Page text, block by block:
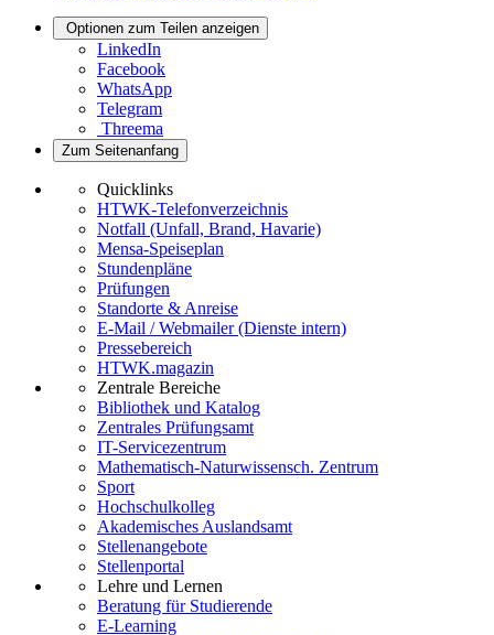
Optionen zum Teilen anzeigen
LinkedIn
Facebook
WhatsApp
Telegram
Threema
Zum Seitenanfang
Quicklinks
HTWK-Telefonverzeichnis
Notfall (Unfall, Brand, Havarie)
Mensa-Speiseplan
Stundenpläne
Prüfungen
Standorte & Anreise
E-Mail / Webmailer (Dienste intern)
Pressebereich
HTWK.magazin
Zentrale Bereiche
Bibliothek und Katalog
Zentrales Prüfungsamt
IT-Servicezentrum
Mathematisch-Naturwissensch. Zentrum
Sport
Hochschulkolleg
Akademisches Auslandsamt
Stellenangebote
Stellenportal
Lehre und Lernen
Beratung für Studierende
E-Learning